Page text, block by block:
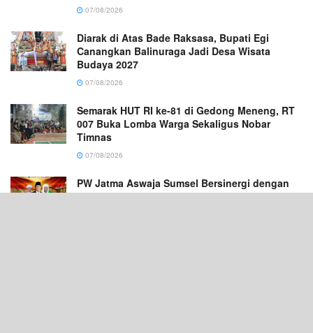
07/08/2026
Diarak di Atas Bade Raksasa, Bupati Egi
Canangkan Balinuraga Jadi Desa Wisata
Budaya 2027
07/08/2026
Semarak HUT RI ke-81 di Gedong Meneng, RT
007 Buka Lomba Warga Sekaligus Nobar
Timnas
07/08/2026
PW Jatma Aswaja Sumsel Bersinergi dengan
Ponpes Sabilul Hasanah Ikuti Zikir